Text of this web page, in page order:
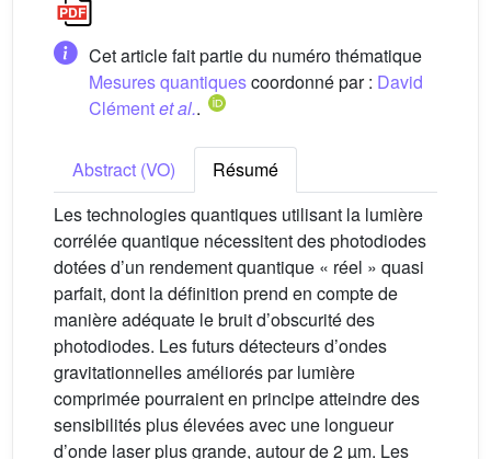
Cet article fait partie du numéro thématique
Mesures quantiquescoordonné par : David
Clémentet al..
Abstract (VO)
Résumé
Les technologies quantiques utilisant la lumière
corrélée quantique nécessitent des photodiodes
dotées d’un rendement quantique « réel » quasi
parfait, dont la définition prend en compte de
manière adéquate le bruit d’obscurité des
photodiodes. Les futurs détecteurs d’ondes
gravitationnelles améliorés par lumière
comprimée pourraient en principe atteindre des
sensibilités plus élevées avec une longueur
d’onde laser plus grande, autour de 2 µm. Les